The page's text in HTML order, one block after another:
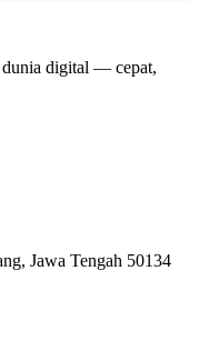
digital — cepat,
Jawa Tengah 50134